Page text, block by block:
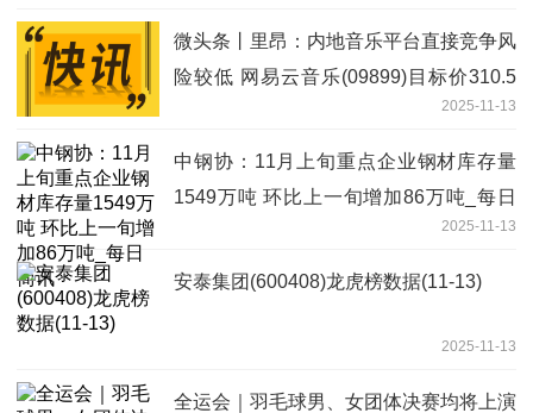
微头条丨里昂：内地音乐平台直接竞争风
险较低 网易云音乐(09899)目标价310.5
2025-11-13
中钢协：11月上旬重点企业钢材库存量
1549万吨 环比上一旬增加86万吨_每日
2025-11-13
安泰集团(600408)龙虎榜数据(11-13)
2025-11-13
全运会｜羽毛球男、女团体决赛均将上演